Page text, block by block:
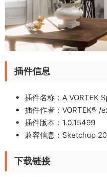
插件信息
插件名称：A VORTEK
插件作者：VORTEK® /
插件版本：1.0.15499
兼容信息：Sketchup
下载链接